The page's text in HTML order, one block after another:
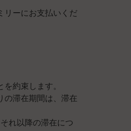
リーにお支払いくだ
約束します。
の滞在期間は、滞在
れ以降の滞在につ